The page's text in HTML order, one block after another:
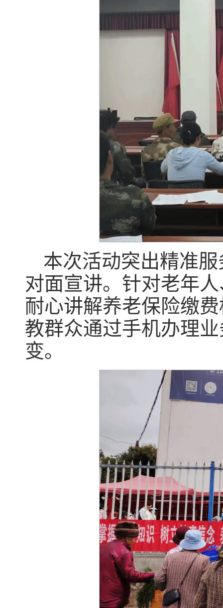
本次活动突出精准
对面宣讲。针对老年
耐心讲解养老保险缴
教群众通过手机办理
变。